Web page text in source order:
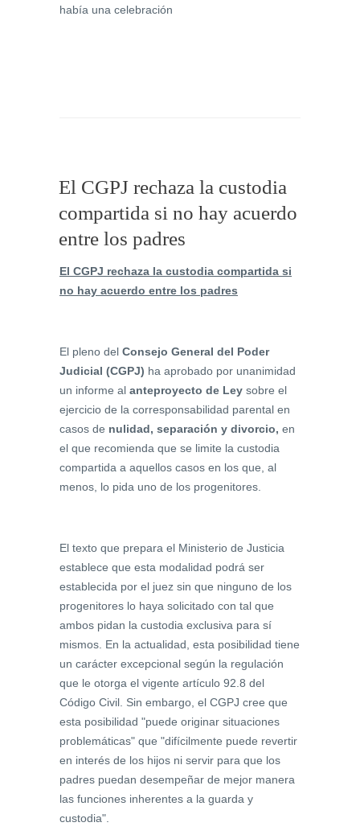
había una celebración
El CGPJ rechaza la custodia
compartida si no hay acuerdo
entre los padres
El CGPJ rechaza la custodia compartida si
no hay acuerdo entre los padres
El pleno del Consejo General del Poder
Judicial (CGPJ) ha aprobado por unanimidad
un informe al anteproyecto de Ley sobre el
ejercicio de la corresponsabilidad parental en
casos de nulidad, separación y divorcio, en
el que recomienda que se limite la custodia
compartida a aquellos casos en los que, al
menos, lo pida uno de los progenitores.
El texto que prepara el Ministerio de Justicia
establece que esta modalidad podrá ser
establecida por el juez sin que ninguno de los
progenitores lo haya solicitado con tal que
ambos pidan la custodia exclusiva para sí
mismos. En la actualidad, esta posibilidad tiene
un carácter excepcional según la regulación
que le otorga el vigente artículo 92.8 del
Código Civil. Sin embargo, el CGPJ cree que
esta posibilidad "puede originar situaciones
problemáticas" que "difícilmente puede revertir
en interés de los hijos ni servir para que los
padres puedan desempeñar de mejor manera
las funciones inherentes a la guarda y
custodia".